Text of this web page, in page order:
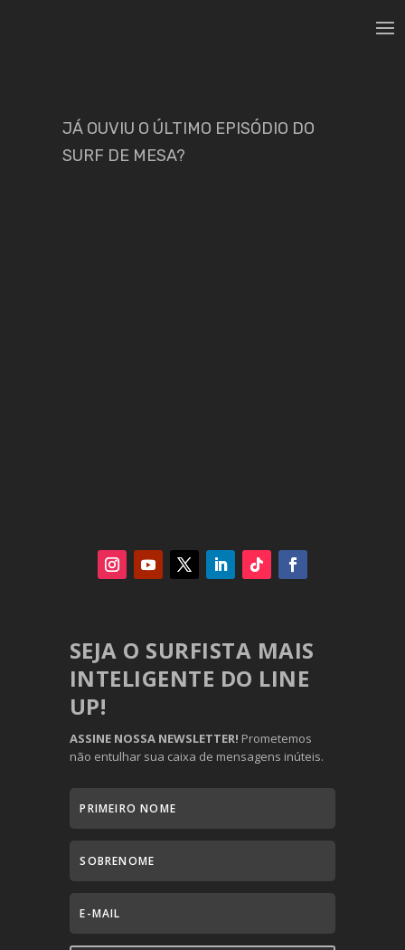
JÁ OUVIU O ÚLTIMO EPISÓDIO DO
SURF DE MESA?
SEJA O SURFISTA MAIS
INTELIGENTE DO LINE
UP!
ASSINE NOSSA NEWSLETTER! Prometemos
não entulhar sua caixa de mensagens inúteis.